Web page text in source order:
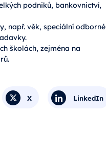
podniků, bankovnictví,
např. věk, speciální odborné
školách, zejména na
X LinkedIn